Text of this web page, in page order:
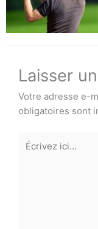
Laisser
Votre adresse e-
obligatoires sont
Écrivez
ici…